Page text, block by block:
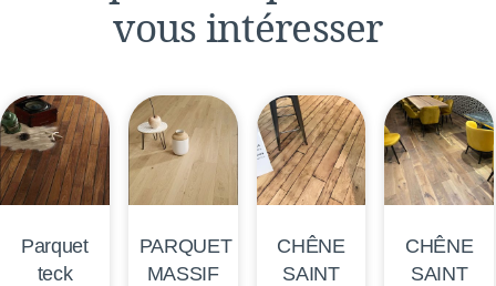
vous intéresser
Parquet
teck
PARQUET
MASSIF
CHÊNE
SAINT
CHÊNE
SAINT